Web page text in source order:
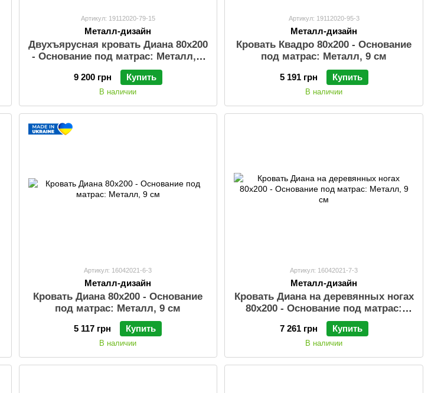
Артикул: 19112020-79-15
Металл-дизайн
Двухъярусная кровать Диана 80х200
- Основание под матрас: Металл, 9
см
9 200 грн Купить
В наличии
Артикул: 19112020-95-3
Металл-дизайн
Кровать Квадро 80х200 - Основание
под матрас: Металл, 9 см
5 191 грн Купить
В наличии
Артикул: 16042021-6-3
Металл-дизайн
Кровать Диана 80х200 - Основание
под матрас: Металл, 9 см
5 117 грн Купить
В наличии
Артикул: 16042021-7-3
Металл-дизайн
Кровать Диана на деревянных ногах
80х200 - Основание под матрас:
Металл, 9 см
7 261 грн Купить
В наличии